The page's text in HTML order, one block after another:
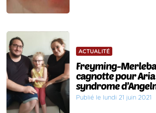
ACTUALITÉ
Freyming-
cagnotte pour
syndrome
Publié le lundi 21 juin 2021